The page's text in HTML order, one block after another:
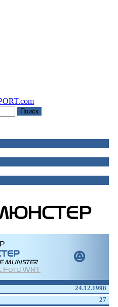
MUNSTER
Ford WRT
ꔮ
24.12.1998
27